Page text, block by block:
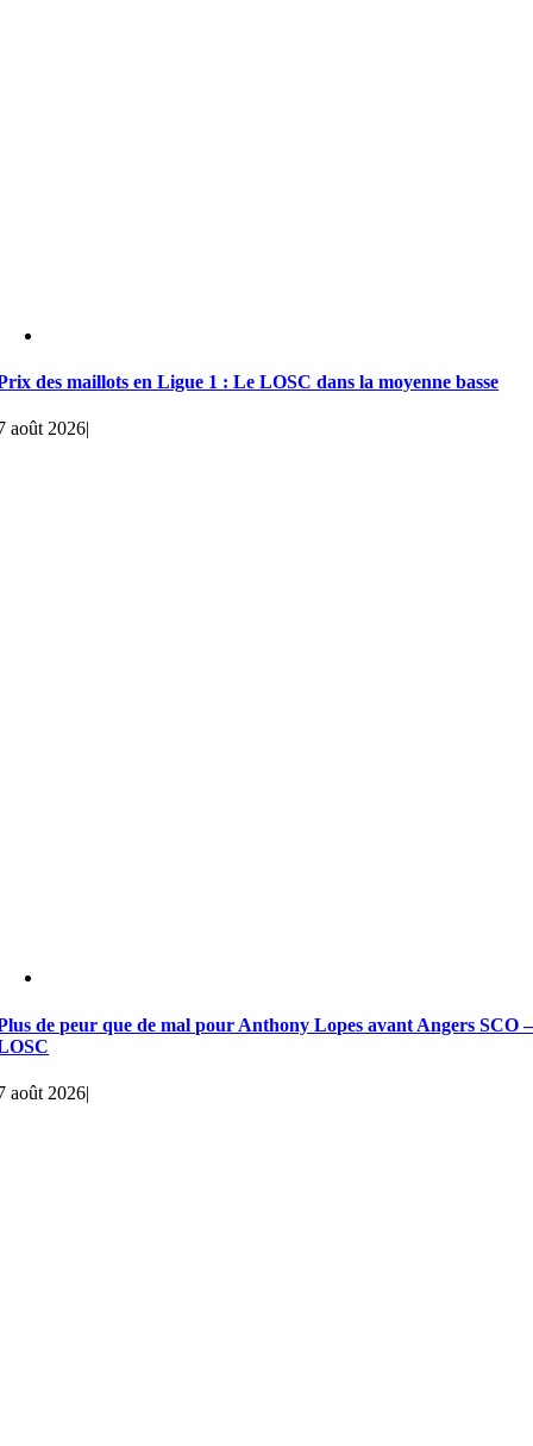
des maillots en Ligue 1 : Le LOSC dans la moyenne basse
août 2026|
de peur que de mal pour Anthony Lopes avant Angers SCO –
août 2026|